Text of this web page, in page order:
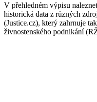
V přehledném výpisu
historická data z různých
(Justice.cz), který zahrnuje
živnostenského podnikání